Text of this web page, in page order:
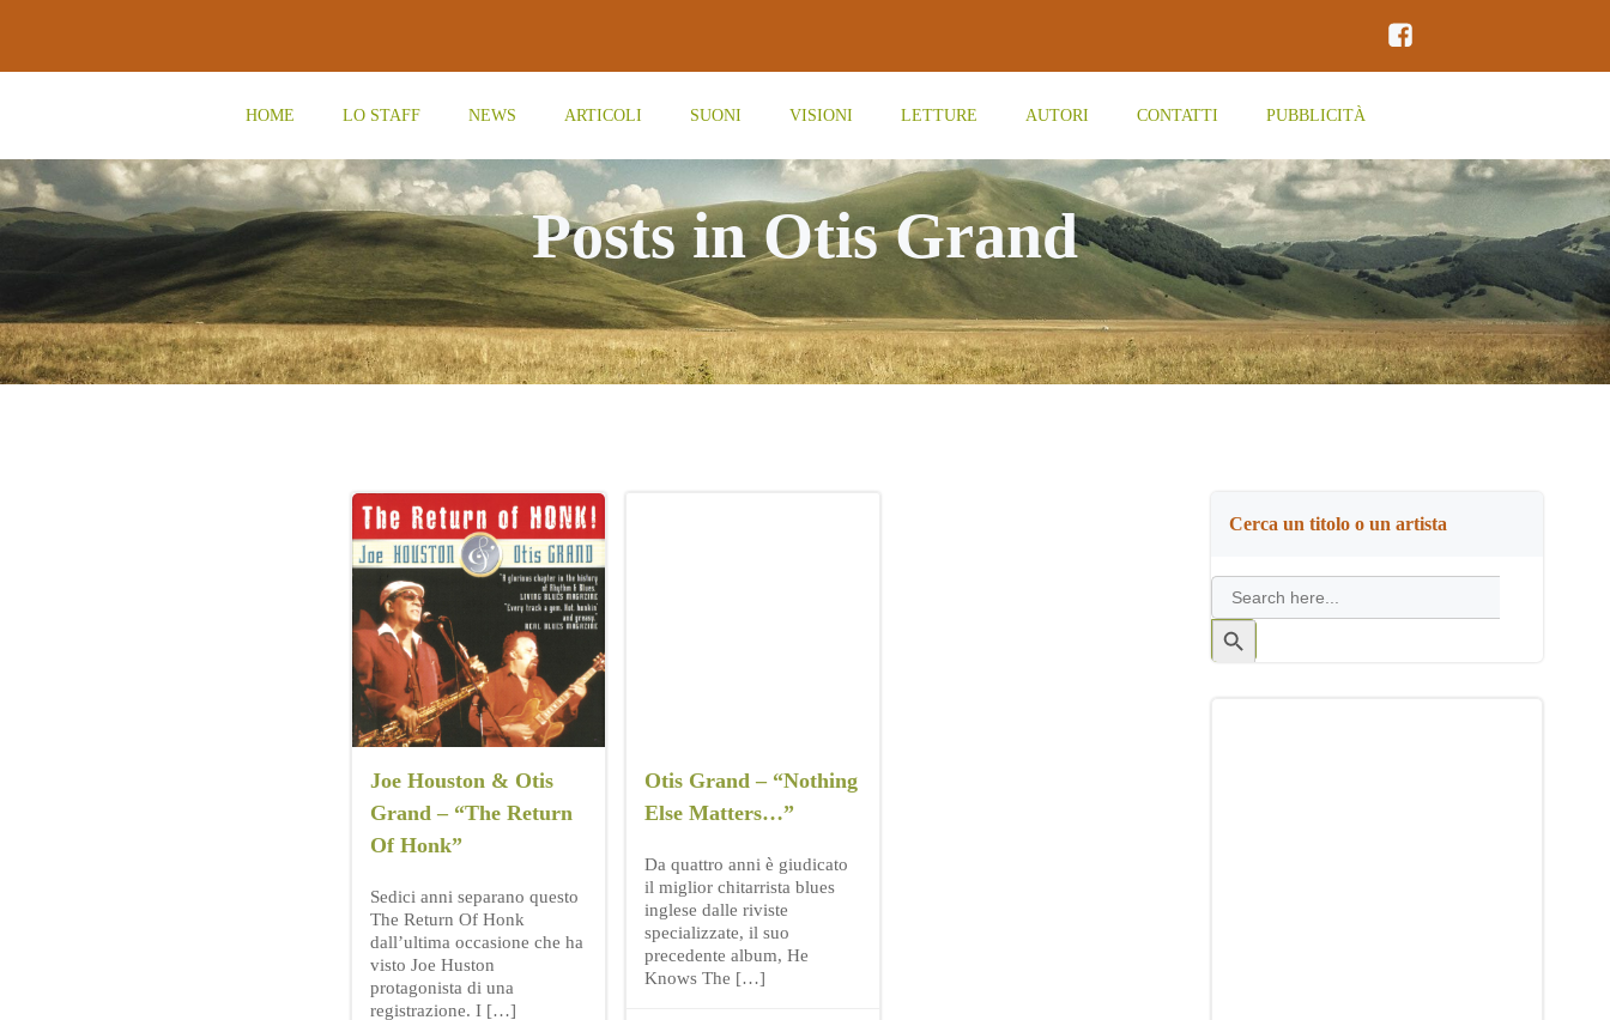
contenuto
HOME LO STAFF NEWS ARTICOLI SUONI VISIONI LETTURE AUTORI CONTATTI PUBBLICITÀ
Posts in Otis Grand
Joe Houston & Otis
Grand – “The Return
Of Honk”
Sedici anni separano questo
The Return Of Honk
dall’ultima occasione che ha
visto Joe Huston
protagonista di una
registrazione. I […]
Otis Grand – “Nothing
Else Matters…”
Da quattro anni è giudicato
il miglior chitarrista blues
inglese dalle riviste
specializzate, il suo
precedente album, He
Knows The […]
Cerca un titolo o un artista
Search
for:
Search
Button